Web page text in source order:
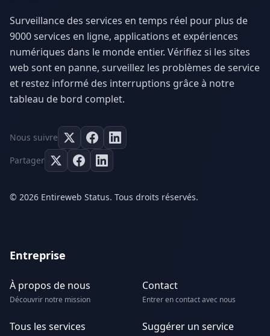
Surveillance des services en temps réel pour plus de
9000 services en ligne, applications et expériences
numériques dans le monde entier. Vérifiez si les sites
web sont en panne, surveillez les problèmes de service
et restez informé des interruptions grâce à notre
tableau de bord complet.
Nous suivre
Partager
© 2026 Entireweb Status. Tous droits réservés.
Entreprise
À propos de nous
Découvrir notre mission
Contact
Entrer en contact avec nous
Tous les services Suggérer un service